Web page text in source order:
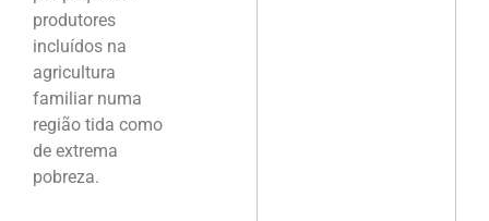
produtores
incluídos na
agricultura
familiar numa
região tida como
de extrema
pobreza.